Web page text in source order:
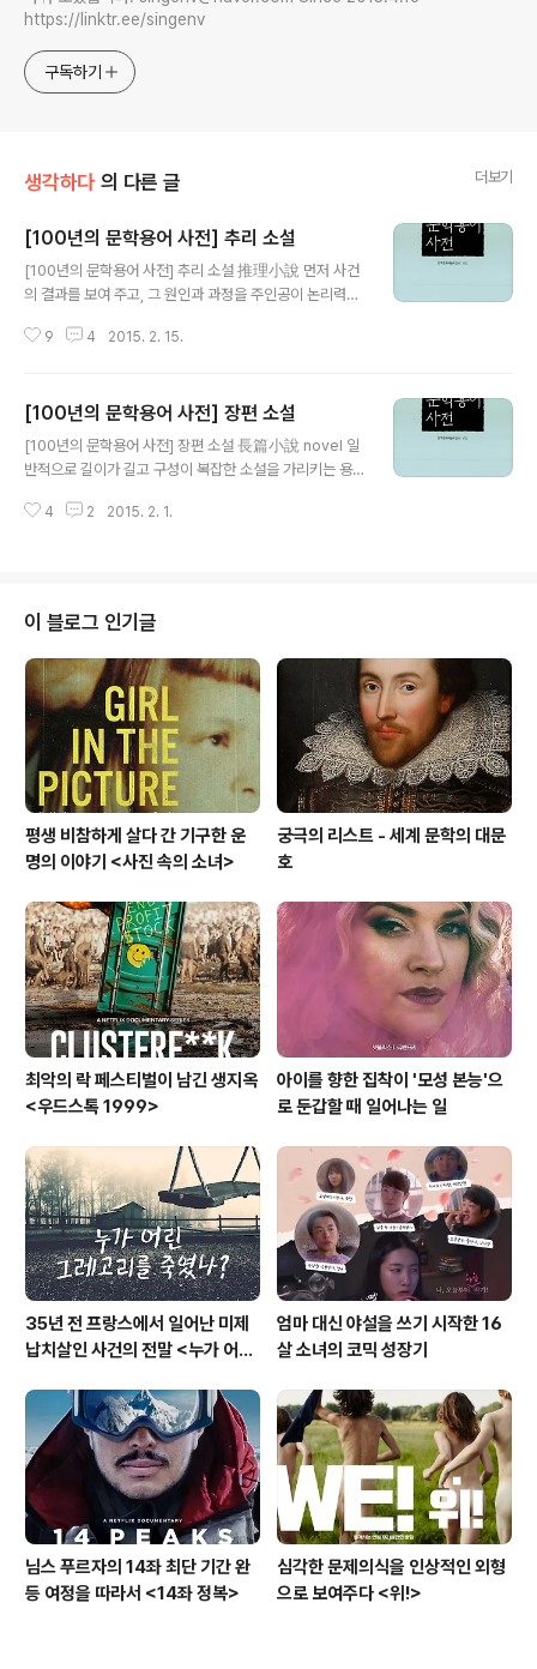
https://linktr.ee/singenv
구독하기
생각하다 의 다른 글 더보기
[100년의 문학용어 사전] 추리 소설
[100년의 문학용어 사전] 추리 소설 推理小說 먼저 사건
의 결과를 보여 주고, 그 원인과 과정을 주인공이 논리력과
설. 독자의 흥미를 위해 곳곳에 사건의 실마리를 배치하는
흥미 위주의 대중 소설이라는 일반적 통념에도 범죄 소설
이나 탐정 소설과 같이 독자적 규범을 만들어 내며 장르 문
학으로서 확고한 지위를 획득하고 있다. 추리 소설은 에드
레」, 「검은 고양이」, 「도난당한 편지」 등은 특히 단편 소설 영
9 4 2015. 2. 15.
[100년의 문학용어 사전] 장편 소설
[100년의 문학용어 사전] 장편 소설 長篇小說 novel 일
반적으로 길이가 길고 구성이 복잡한 소설을 가리키는 용
수치이기 때문에 길이의 정확한 기준은 정해져 있지 않으
자 원고지 700~800매는 필요하므로 이를 장편 소설의
한 기준으로 적용할 수 있을 것이다. 장편 소설이 더 길어서
단행본으로 몇 권에 이르면 대하소설이라고 한다. 장편 소
설에 해당하는 서양의 용어는 'novel'인데, 한국에서 'nov
el'은 중·단편 및 장편 소설을 포괄하는 명칭으로 사용된다.
서양에서는 단..
4 2 2015. 2. 1.
이 블로그 인기글
평생 비참하게 살다 간 기구한 운
명의 이야기 <사진 속의 소녀>
궁극의 리스트 - 세계 문학의 대문
호
최악의 락 페스티벌이 남긴 생지옥
<우드스톡 1999>
아이를 향한 집착이 '모성 본능'으
로 둔갑할 때 일어나는 일
35년 전 프랑스에서 일어난 미제
납치살인 사건의 전말 <누가 어린
엄마 대신 야설을 쓰기 시작한 16
살 소녀의 코믹 성장기
님스 푸르자의 14좌 최단 기간 완
등 여정을 따라서 <14좌 정복>
심각한 문제의식을 인상적인 외형
으로 보여주다 <위!>